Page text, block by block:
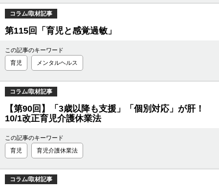
コラム/取材記事
第115回「育児と感覚過敏」
この記事のキーワード
育児
メンタルヘルス
コラム/取材記事
【第90回】「3歳以降も支援」「個別対応」が肝！
10/1改正育児介護休業法
この記事のキーワード
育児
育児介護休業法
コラム/取材記事